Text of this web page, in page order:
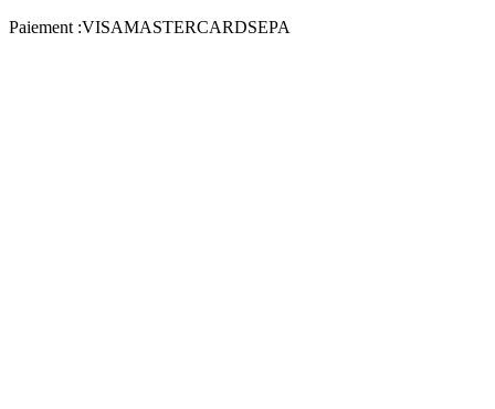
Paiement :VISAMASTERCARDSEPA